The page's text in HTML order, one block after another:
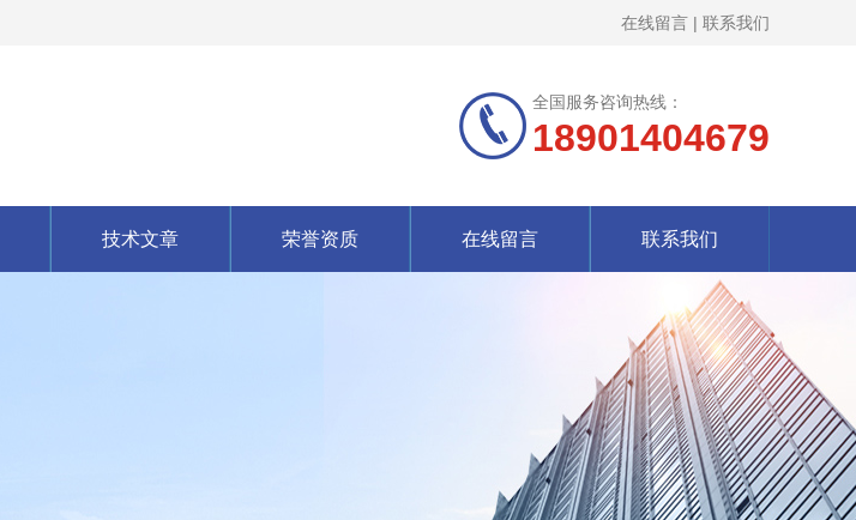
在线留言 | 联系我们
全国服务咨询热线：
18901404679
技术文章 荣誉资质 在线留言 联系我们